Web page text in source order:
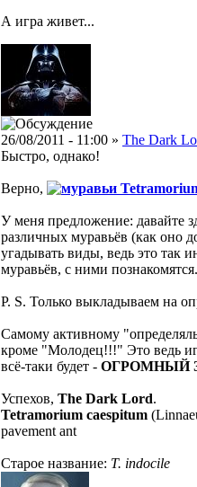
А игра живет...
26/08/2011 - 11:00 » The Dark
Быстро, однако!
Верно,
У меня предложение: давайте
различных муравьёв (как оно
угадывать виды, ведь это так
муравьёв, с ними познакомятся.
P. S. Только выкладываем на
Самому активному
кроме "Молодец!!!" Это ведь
всё-таки будет - ОГРОМНЫЙ
Успехов, The Dark Lord.
Tetramorium caespitum
pavement ant
Старое название: T. indocile